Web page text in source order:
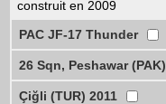
construit en 2009
PAC JF-17 Thunder
26 Sqn, Peshawar (PAK)
Çiğli (TUR) 2011